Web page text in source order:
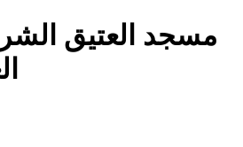
مسجد العتيق